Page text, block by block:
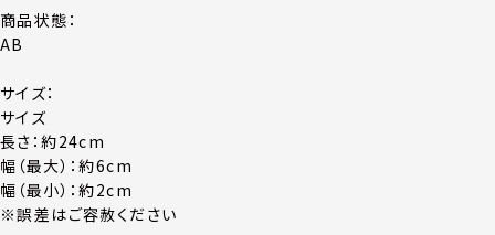
商品状態：
AB
サイズ：
サイズ
長さ：約24cm
幅（最大）：約6cm
幅（最小）：約2cm
※誤差はご容赦ください